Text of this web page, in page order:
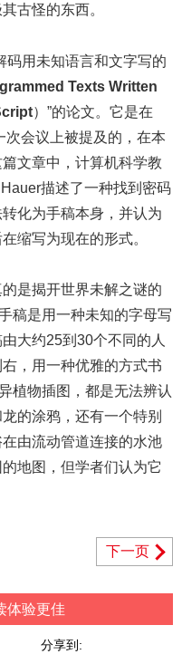
古怪的东西。
码用未知语言和文字写的
Texts Written
）”的论文。它是在
会议上被提及的，在本
文章中，计算机科学教
描述了一种找到密码
化为手稿本身，并认为
缩写为现在的形式。
是揭开世界未解之谜的
稿是用一种未知的字母写
大约25到30个不同的人
，用一种优雅的方式书
植物插图，都是无法辨认
的涂鸦，还有一个特别
由流动管道连接的水池
地图，但学者们认为它
下一页
体验更佳
分享到: